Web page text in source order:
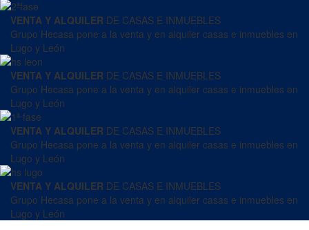
VENTA Y ALQUILER DE CASAS E INMUEBLES
Grupo Hecasa pone a la venta y en alquiler casas e inmuebles en
Lugo y León
VENTA Y ALQUILER DE CASAS E INMUEBLES
Grupo Hecasa pone a la venta y en alquiler casas e inmuebles en
Lugo y León
VENTA Y ALQUILER DE CASAS E INMUEBLES
Grupo Hecasa pone a la venta y en alquiler casas e inmuebles en
Lugo y León
VENTA Y ALQUILER DE CASAS E INMUEBLES
Grupo Hecasa pone a la venta y en alquiler casas e inmuebles en
Lugo y León